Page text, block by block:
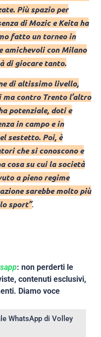
Più spazio per
di Mozic e Keita ha
fatto un torneo in
amichevoli con Milano
di giocare tanto.
di altissimo livello,
contro Trento l’altro
potenziale, doti e
in campo e in
sestetto. Poi, è
che si conoscono e
cosa su cui la società
a pieno regime
sarebbe molto più
sport”.
: non perderti le
contenuti esclusivi,
Diamo voce
WhatsApp di Volley